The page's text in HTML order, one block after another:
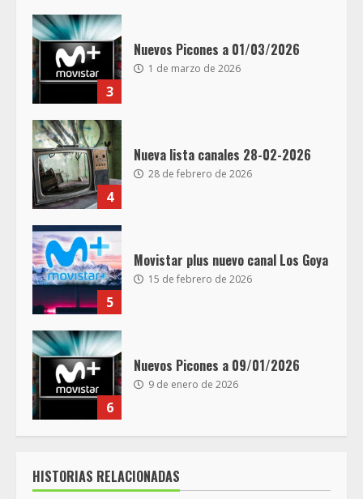
3
Nuevos Picones a 01/03/2026
1 de marzo de 2026
4
Nueva lista canales 28-02-2026
28 de febrero de 2026
5
Movistar plus nuevo canal Los Goya
15 de febrero de 2026
6
Nuevos Picones a 09/01/2026
9 de enero de 2026
HISTORIAS RELACIONADAS